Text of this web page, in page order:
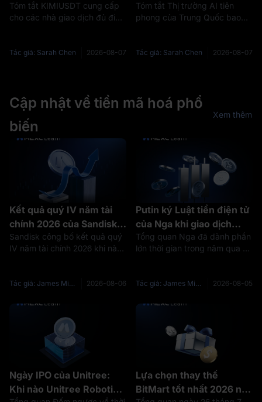
giá, phí Funding và sự bất
ổn của IPO Kimi
Tóm tắt KIMIUSDT cung cấp
cho các nhà giao dịch đủ điều
liên quan đến Moonshot AI,
Tác giả: Sarah Chen 2026-08-07
công ty AI hàng đầu của
Trung Quốc trong năm
Tóm tắt Thị trường AI tiên
phong của Trung Quốc bao
Kimi, DeepSeek và MiniMax
Tác giả: Sarah Chen 2026-08-07
Cập nhật về tiền mã hoá phổ
biến
Xem thêm
Kết quả quý IV năm tài
chính 2026 của Sandisk:
Doanh thu tăng 372%
nhưng cổ phiếu SNDK
Sandisk công bố kết quả quý
IV năm tài chính 2026 khi nào?
sau khi thị trường Mỹ đóng
Quý báo cáo kết thúc vào
Tác giả: James Mitchell 2026-08-06
Putin ký Luật tiền điện tử
của Nga khi giao dịch
được quản lý mở theo
giới hạn nghiêm ngặt
Tổng quan Nga đã dành phần
lớn thời gian trong năm qua để
tháng 8, nó đã hoàn thành
tấn nhà nước Nga TASS, báo
Tác giả: James Mitchell 2026-08-05
Ngày IPO của Unitree:
Khi nào Unitree Robotics
Lựa chọn thay thế
BitMart tốt nhất 2026 nơi